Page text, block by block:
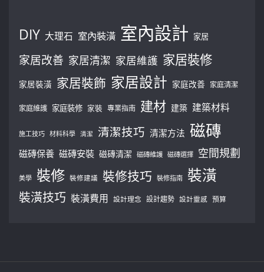
DIY 大理石 室內裝潢 室內設計 家居
家居改善 家居清潔 家居維護 家居裝修
家居裝潢 家居裝飾 家居設計 家庭改善 家庭清潔
家庭維護 家庭裝修 家裝 專業指南 建材 建築 建築材料
施工技巧 材料科學 清潔 清潔技巧 清潔方法 磁磚
磁磚保養 磁磚安裝 磁磚清潔 磁磚維護 磁磚選擇 空間規劃
美學 裝修 裝修建議 裝修技巧 裝修指南 裝潢
裝潢技巧 裝潢費用 設計理念 設計趨勢 設計靈感 預算